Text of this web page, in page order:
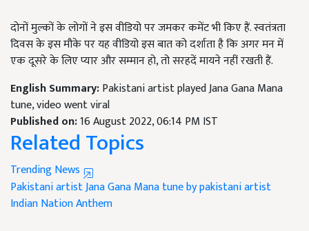
दोनों मुल्कों के लोगों ने इस वीडियो पर जमकर कमेंट भी किए हैं. स्वतंत्रता
दिवस के इस मौके पर यह वीडियो इस बात को दर्शाता है कि अगर मन में
एक दूसरे के लिए प्यार और सम्मान हो, तो सरहदें मायने नहीं रखती हैं.
English Summary:Pakistani artist played Jana Gana Mana
tune, video went viral
Published on:16 August 2022, 06:14 PM IST
Related Topics
Trending News
Pakistani artistJana Gana Mana tune by pakistani artist
Indian Nation Anthem